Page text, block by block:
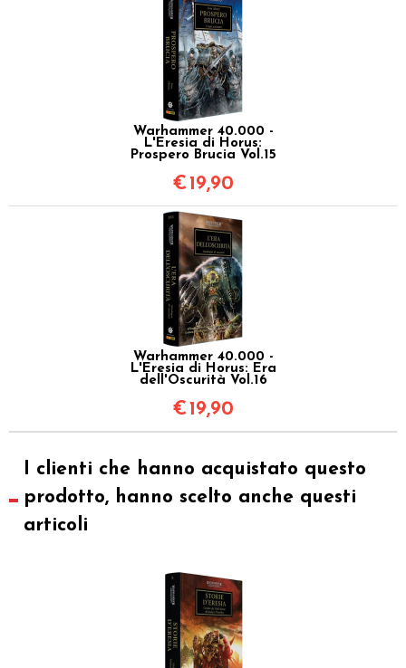
Warhammer 40.000 -
L'Eresia di Horus:
Prospero Brucia Vol.15
€ 19,90
Warhammer 40.000 -
L'Eresia di Horus: Era
dell'Oscurità Vol.16
€ 19,90
I clienti che hanno acquistato questo
prodotto, hanno scelto anche questi
articoli